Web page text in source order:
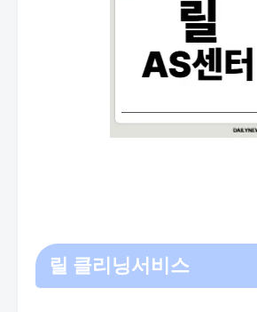
릴 클리닝서비스